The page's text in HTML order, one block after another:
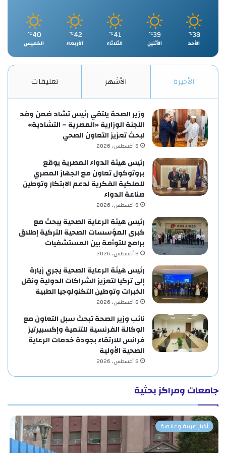
38
℃
الأحد
39
℃
الأثنين
41
℃
الثلاثاء
42
℃
الأربعاء
40
℃
الخميس
الأخيرة الأشهر تعليقات
وزير الصحة يلتقي رئيس تشاد ضمن وفد
اللجنة الوزارية «المصرية – التشادية»
لبحث تعزيز التعاون الصحي
8 أغسطس، 2026
رئيس هيئة الدواء المصرية يوقع
بروتوكول تعاون مع الجهاز المصري
للملكية الفكرية لدعم الابتكار وتوطين
صناعة الدواء
8 أغسطس، 2026
رئيس هيئة الرعاية الصحية يبحث مع
كبرى المؤسسات الصحية التركية إطلاق
برامج للتوأمة بين المستشفيات
8 أغسطس، 2026
رئيس هيئة الرعاية الصحية يجري زيارة
إلى تركيا لتعزيز الشراكات الدولية ونقل
الخبرات وتوطين التكنولوجيا الطبية
8 أغسطس، 2026
نائب وزير الصحة تبحث سبل التعاون مع
الوكالة الفرنسية للتنمية وإكسبيرتيز
فرانس للارتقاء بجودة خدمات الرعاية
الصحية الأولية
8 أغسطس، 2026
جامعات ومراكز بحثية
أخبار عربية وعالمية